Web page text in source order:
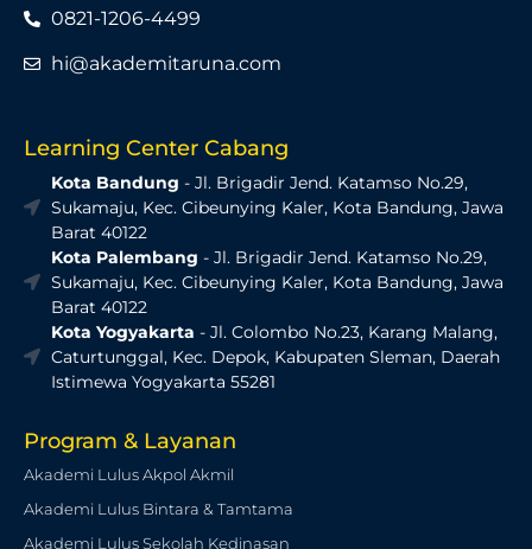
0821-1206-4499
hi@akademitaruna.com
Learning Center Cabang
Kota Bandung - Jl. Brigadir Jend. Katamso No.29,
Sukamaju, Kec. Cibeunying Kaler, Kota Bandung, Jawa
Barat 40122
Kota Palembang - Jl. Brigadir Jend. Katamso No.29,
Sukamaju, Kec. Cibeunying Kaler, Kota Bandung, Jawa
Barat 40122
Kota Yogyakarta - Jl. Colombo No.23, Karang Malang,
Caturtunggal, Kec. Depok, Kabupaten Sleman, Daerah
Istimewa Yogyakarta 55281
Program & Layanan
Akademi Lulus Akpol Akmil
Akademi Lulus Bintara & Tamtama
Akademi Lulus Sekolah Kedinasan